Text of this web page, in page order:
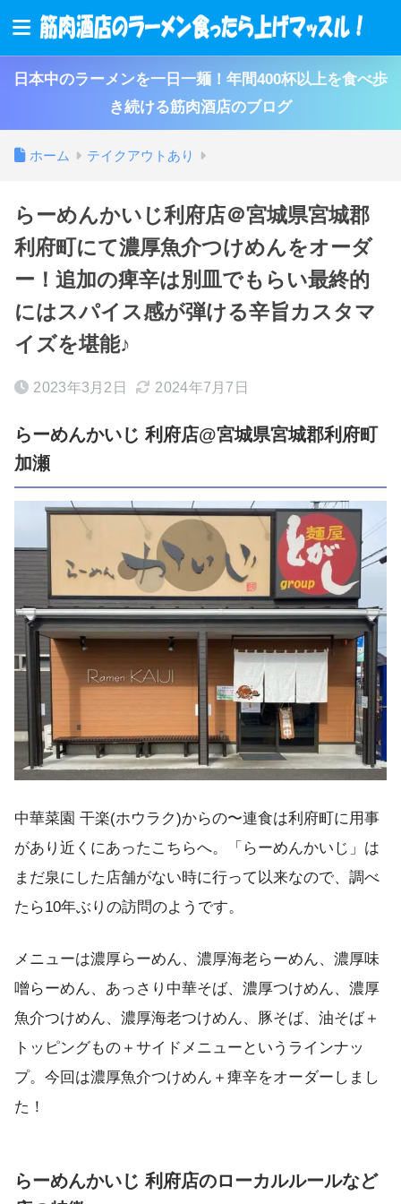
日本中のラーメンを一日一麺！年間400杯以上を食べ歩
き続ける筋肉酒店のブログ
ホーム テイクアウトあり
らーめんかいじ利府店＠宮城県宮城郡
利府町にて濃厚魚介つけめんをオーダ
ー！追加の痺辛は別皿でもらい最終的
にはスパイス感が弾ける辛旨カスタマ
イズを堪能♪
2023年3月2日 2024年7月7日
らーめんかいじ 利府店@宮城県宮城郡利府町
加瀬
中華菜園 干楽(ホウラク)からの〜連食は利府町に用事
があり近くにあったこちらへ。「らーめんかいじ」は
まだ泉にした店舗がない時に行って以来なので、調べ
たら10年ぶりの訪問のようです。
メニューは濃厚らーめん、濃厚海老らーめん、濃厚味
噌らーめん、あっさり中華そば、濃厚つけめん、濃厚
魚介つけめん、濃厚海老つけめん、豚そば、油そば＋
トッピングもの＋サイドメニューというラインナッ
プ。今回は濃厚魚介つけめん＋痺辛をオーダーしまし
た！
らーめんかいじ 利府店のローカルルールなど